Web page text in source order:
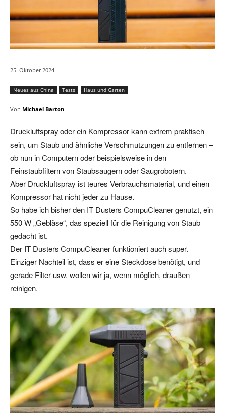
25. Oktober 2024
Neues aus China Tests Haus und Garten
Von Michael Barton
Druckluftspray oder ein Kompressor kann extrem praktisch
sein, um Staub und ähnliche Verschmutzungen zu entfernen –
ob nun in Computern oder beispielsweise in den
Feinstaubfiltern von Staubsaugern oder Saugrobotern.
Aber Druckluftspray ist teures Verbrauchsmaterial, und einen
Kompressor hat nicht jeder zu Hause.
So habe ich bisher den IT Dusters CompuCleaner genutzt, ein
550 W „Gebläse“, das speziell für die Reinigung von Staub
gedacht ist.
Der IT Dusters CompuCleaner funktioniert auch super.
Einziger Nachteil ist, dass er eine Steckdose benötigt, und
gerade Filter usw. wollen wir ja, wenn möglich, draußen
reinigen.